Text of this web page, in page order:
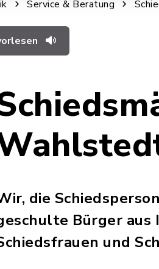
Service & Beratung
die
Bürger aus
und